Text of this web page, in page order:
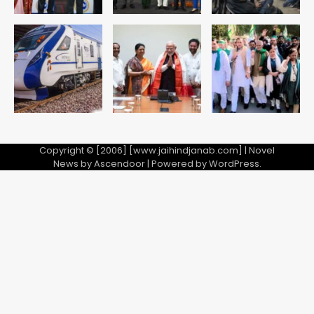
Copyright © [2006] [www.jaihindjanab.com] | Novel
News byAscendoor| Powered byWordPress.